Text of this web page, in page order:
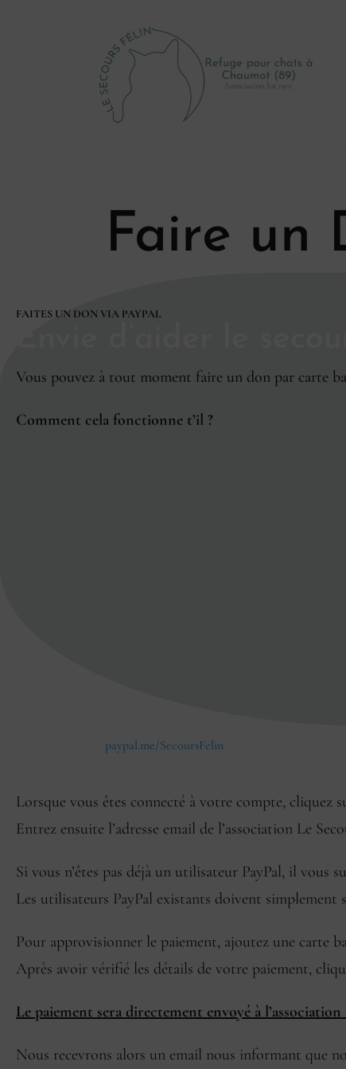
Faire un
FAITES UN DON VIA PAYPAL
Vous pouvez à tout moment faire un don par carte
Comment cela fonctionne t’il ?
paypal.me/SecoursFelin
Lorsque vous êtes connecté à votre compte, cliquez
Entrez ensuite l’adresse email de l’association Le
Si vous n’êtes pas déjà un utilisateur PayPal, il
Les utilisateurs PayPal existants doivent simplement
Pour approvisionner le paiement, ajoutez une carte
Après avoir vérifié les détails de votre paiement,
Le paiement sera directement envoyé à
Nous recevrons alors un email nous informant que